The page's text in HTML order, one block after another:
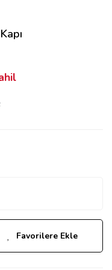
Favorilere Ekle